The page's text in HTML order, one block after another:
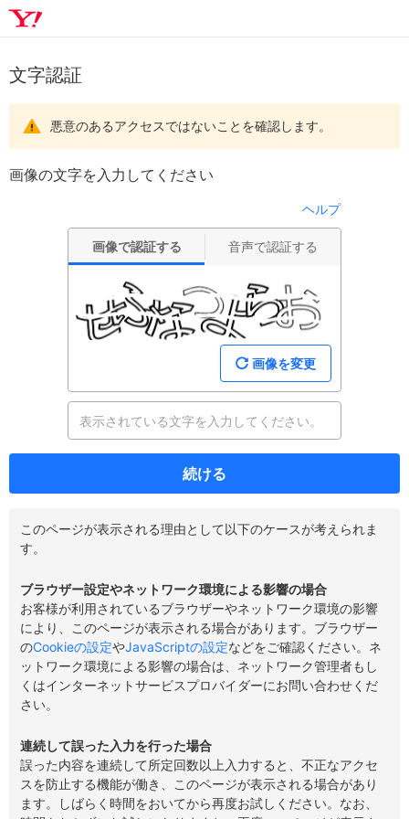
文字認証
悪意のあるアクセスではないことを確認します。
画像の文字を入力してください
ヘルプ
画像で認証する 音声で認証する
画像を変更
続ける
このページが表示される理由として以下のケースが考えられま
す。
ブラウザー設定やネットワーク環境による影響の場合
お客様が利用されているブラウザーやネットワーク環境の影響
により、このページが表示される場合があります。ブラウザー
のCookieの設定やJavaScriptの設定などをご確認ください。ネ
ットワーク環境による影響の場合は、ネットワーク管理者もし
くはインターネットサービスプロバイダーにお問い合わせくだ
さい。
連続して誤った入力を行った場合
誤った内容を連続して所定回数以上入力すると、不正なアクセ
スを防止する機能が働き、このページが表示される場合があり
ます。しばらく時間をおいてから再度お試しください。なお、